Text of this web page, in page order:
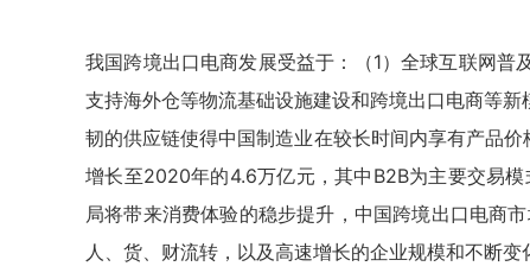
我国跨境出口电商发展受益于：（1）全球互联网
支持海外仓等物流基础设施建设和跨境出口电商等
韧的供应链使得中国制造业在较长时间内享有产品
增长至2020年的4.6万亿元，其中B2B为主要交易
局将带来消费体验的稳步提升，中国跨境出口电商
人、货、财流转，以及高速增长的企业规模和不断